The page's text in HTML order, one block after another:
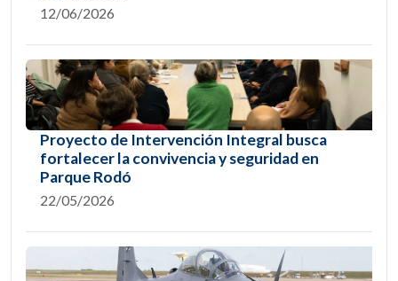
12/06/2026
Proyecto de Intervención Integral busca
fortalecer la convivencia y seguridad en
Parque Rodó
22/05/2026